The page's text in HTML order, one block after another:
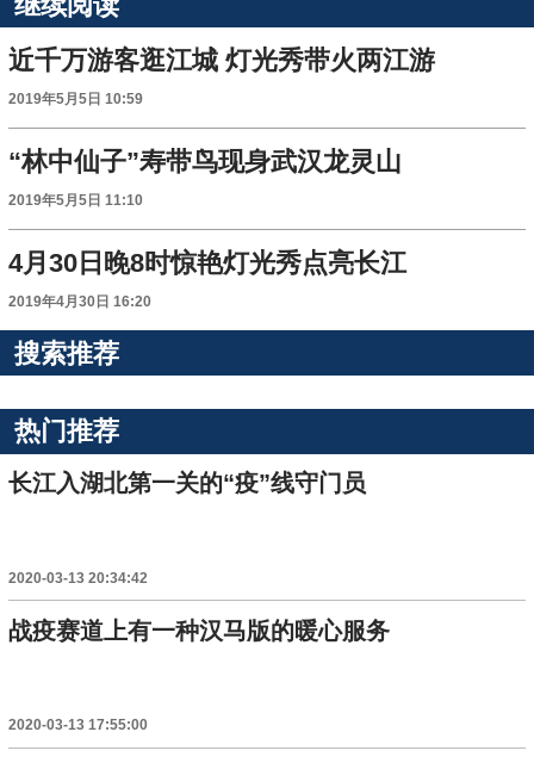
近千万游客逛江城 灯光秀带火两江游
2019年5月5日 10:59
“林中仙子”寿带鸟现身武汉龙灵山
2019年5月5日 11:10
4月30日晚8时惊艳灯光秀点亮长江
2019年4月30日 16:20
搜索推荐
热门推荐
长江入湖北第一关的“疫”线守门员
2020-03-13 20:34:42
战疫赛道上有一种汉马版的暖心服务
2020-03-13 17:55:00